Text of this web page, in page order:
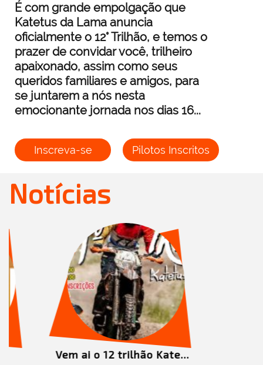
É com grande empolgação que
Katetus da Lama anuncia
oficialmente o 12° Trilhão, e temos o
prazer de convidar você, trilheiro
apaixonado, assim como seus
queridos familiares e amigos, para
se juntarem a nós nesta
emocionante jornada nos dias 16...
Inscreva-se Pilotos Inscritos
Notícias